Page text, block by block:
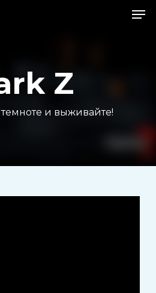
Z
и выживайте!
Menu